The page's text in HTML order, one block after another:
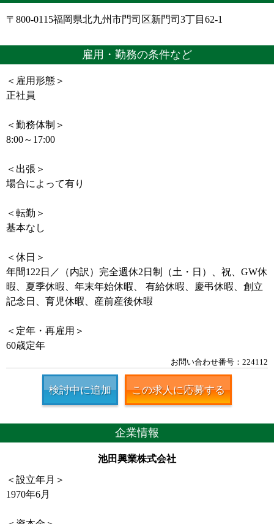
〒800-0115福岡県北九州市門司区新門司3丁目62-1
雇用・勤務の条件など
＜雇用形態＞
正社員
＜勤務体制＞
8:00～17:00
＜出張＞
場合によって有り
＜転勤＞
基本なし
＜休日＞
年間122日／（内訳）完全週休2日制（土・日）、祝、GW休
暇、夏季休暇、年末年始休暇、 有給休暇、慶弔休暇、創立
記念日、育児休暇、産前産後休暇
＜定年・再雇用＞
60歳定年
お問い合わせ番号：224112
検討中に追加 この求人に応募する
企業情報
池田興業株式会社
＜設立年月＞
1970年6月